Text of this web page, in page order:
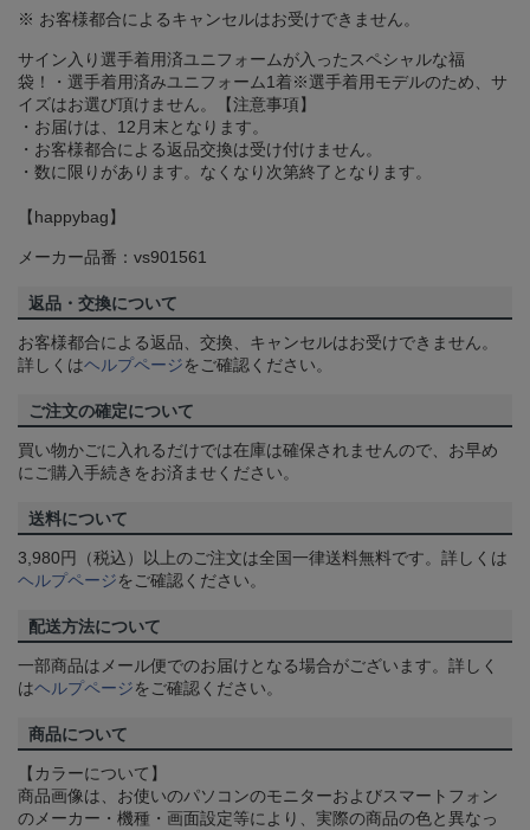
※ お客様都合によるキャンセルはお受けできません。
サイン入り選手着用済ユニフォームが入ったスペシャルな福
袋！・選手着用済みユニフォーム1着※選手着用モデルのため、サ
イズはお選び頂けません。【注意事項】
・お届けは、12月末となります。
・お客様都合による返品交換は受け付けません。
・数に限りがあります。なくなり次第終了となります。
【happybag】
メーカー品番：vs901561
返品・交換について
お客様都合による返品、交換、キャンセルはお受けできません。
詳しくはヘルプページをご確認ください。
ご注文の確定について
買い物かごに入れるだけでは在庫は確保されませんので、お早め
にご購入手続きをお済ませください。
送料について
3,980円（税込）以上のご注文は全国一律送料無料です。詳しくは
ヘルプページをご確認ください。
配送方法について
一部商品はメール便でのお届けとなる場合がございます。詳しく
はヘルプページをご確認ください。
商品について
【カラーについて】
商品画像は、お使いのパソコンのモニターおよびスマートフォン
のメーカー・機種・画面設定等により、実際の商品の色と異なっ